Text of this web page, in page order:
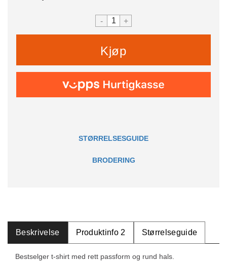
- +
Kjøp
STØRRELSESGUIDE
BRODERING
Beskrivelse Produktinfo 2 Størrelseguide
Bestselger t-shirt med rett passform og rund hals.